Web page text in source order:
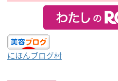
にほんブログ村